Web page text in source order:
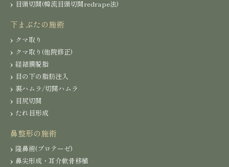
目頭切開(韓流目頭切開redrape法)
下まぶたの施術
クマ取り
クマ取り(他院修正)
経結膜脱脂
目の下の脂肪注入
裏ハムラ/切開ハムラ
目尻切開
たれ目形成
鼻整形の施術
隆鼻術(プロテーゼ)
鼻尖形成・耳介軟骨移植